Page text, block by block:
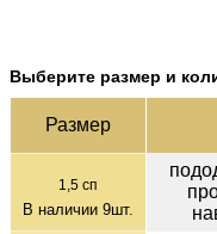
Выберите размер и
Раз­мер
1,5 сп
В наличии 9шт.